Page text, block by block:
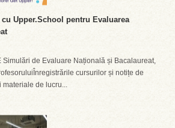
Upper.School pentru Evaluarea
Simulări de Evaluare Națională și Bacalaureat,
cursurilor și notițe de
materiale de lucru...